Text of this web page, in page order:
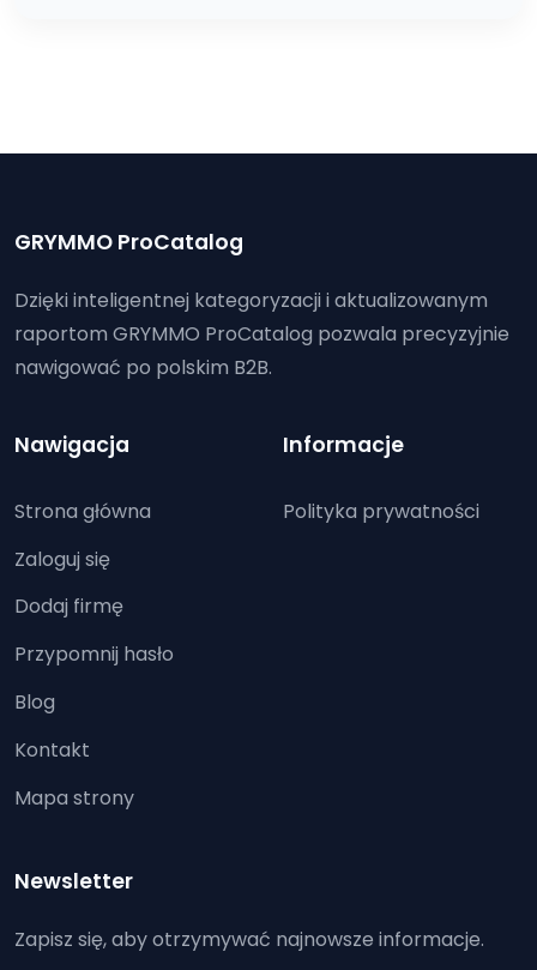
GRYMMO ProCatalog
Dzięki inteligentnej kategoryzacji i aktualizowanym
raportom GRYMMO ProCatalog pozwala precyzyjnie
nawigować po polskim B2B.
Nawigacja
Strona główna
Zaloguj się
Dodaj firmę
Przypomnij hasło
Blog
Kontakt
Mapa strony
Informacje
Polityka prywatności
Newsletter
Zapisz się, aby otrzymywać najnowsze informacje.